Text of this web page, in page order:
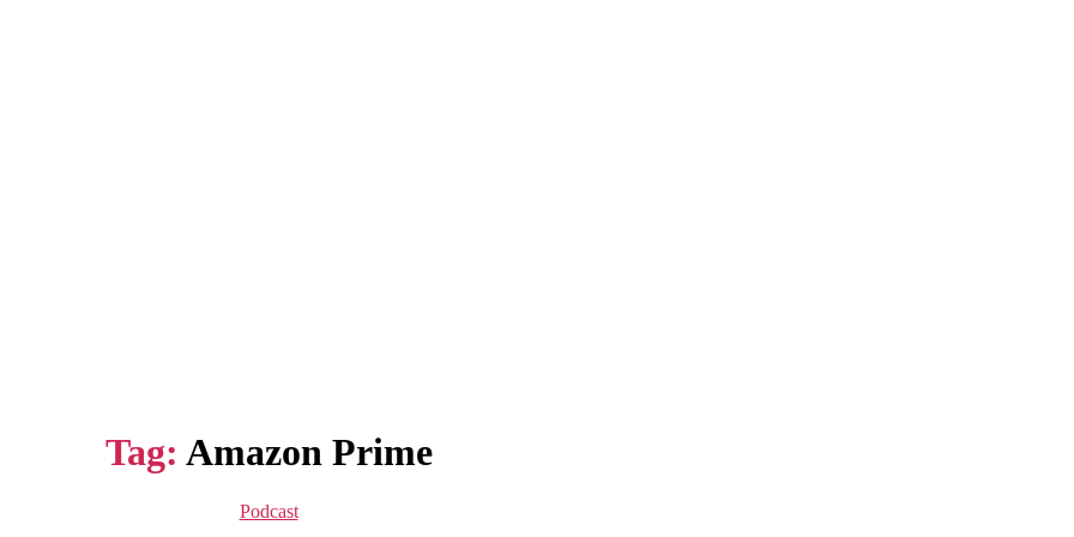
Tag: Amazon Prime
Kategorie
Podcast